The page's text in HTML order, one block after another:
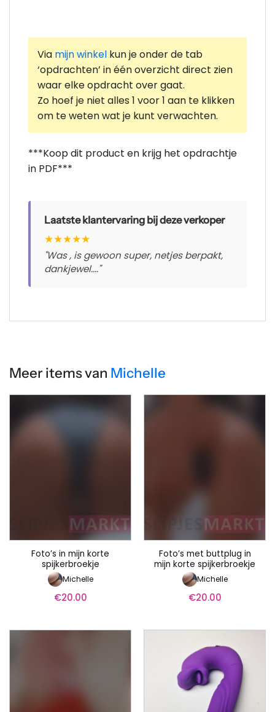
Via mijn winkel kun je onder de tab
‘opdrachten’ in één overzicht direct zien
waar elke opdracht over gaat.
Zo hoef je niet alles 1 voor 1 aan te klikken
om te weten wat je kunt verwachten.
***Koop dit product en krijg het opdrachtje
in PDF***
Laatste klantervaring bij deze verkoper
★★★★★
"Was , is gewoon super, netjes berpakt,
dankjewel...."
Meer items van Michelle
Foto’s in mijn korte
spijkerbroekje
Michelle
€20.00
Foto’s met buttplug in
mijn korte spijkerbroekje
Michelle
€20.00